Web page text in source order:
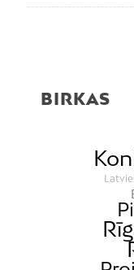
BIRKAS